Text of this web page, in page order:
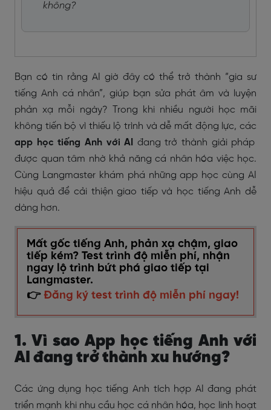
không?
Bạn có tin rằng AI giờ đây có thể trở thành “gia sư
tiếng Anh cá nhân”, giúp bạn sửa phát âm và luyện
phản xạ mỗi ngày? Trong khi nhiều người học mãi
không tiến bộ vì thiếu lộ trình và dễ mất động lực, các
app học tiếng Anh với AI
đang trở thành giải pháp
được quan tâm nhờ khả năng cá nhân hóa việc học.
Cùng Langmaster khám phá những app học cùng AI
hiệu quả để cải thiện giao tiếp và học tiếng Anh dễ
dàng hơn.
Mất gốc tiếng Anh, phản xạ chậm, giao
tiếp kém? Test trình độ miễn phí, nhận
ngay lộ trình bứt phá giao tiếp tại
Langmaster.
👉 Đăng ký test trình độ miễn phí ngay!
1. Vì sao App học tiếng Anh với
AI đang trở thành xu hướng?
Các ứng dụng học tiếng Anh tích hợp AI đang phát
triển mạnh khi nhu cầu học cá nhân hóa, học linh hoạt